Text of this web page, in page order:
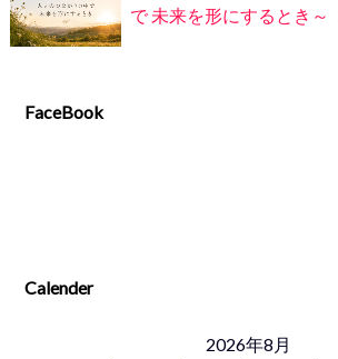
で 未来を形にするとき～
FaceBook
Calender
2026年8月